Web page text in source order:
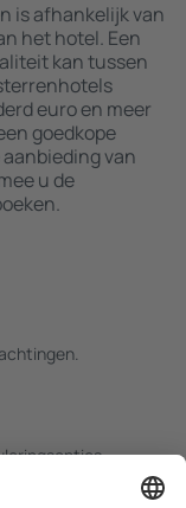
is afhankelijk van
het hotel. Een
kan tussen
euro en meer
goedkope
van
u de